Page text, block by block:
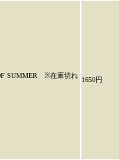
SUMMER ※在庫切れ
1650円